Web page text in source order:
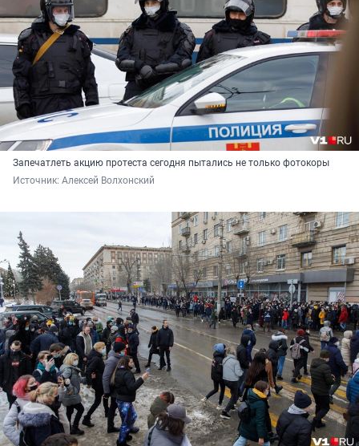
Запечатлеть акцию протеста сегодня пытались не только фотокоры
Источник: Алексей Волхонский